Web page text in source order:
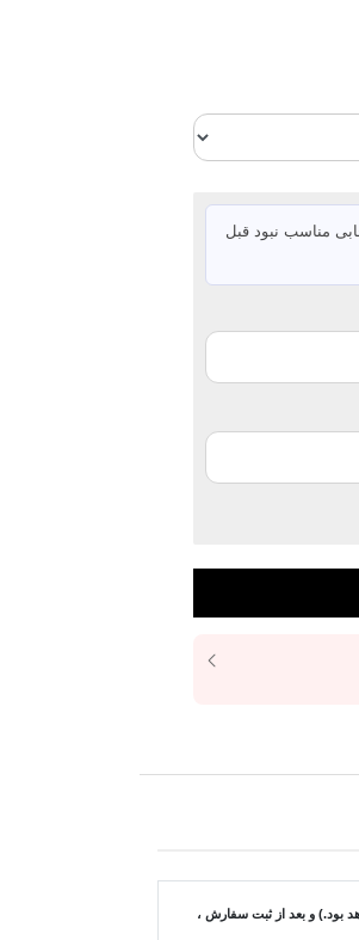
مناسب نبود قبل
بود.) و بعد از ثبت سفارش ،